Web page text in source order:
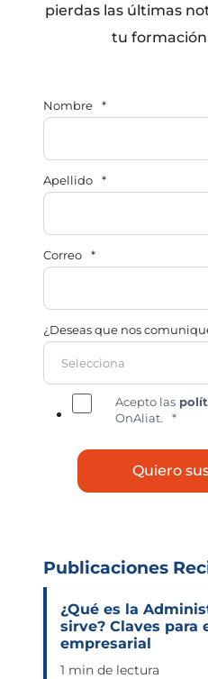
pierdas las últimas
tu
Nombre *
Apellido *
Correo *
¿Deseas que nos
Acepto las
OnAliat.
*
Publicaciones
¿Qué es la
sirve? Claves para
empresarial
1 min de lectura